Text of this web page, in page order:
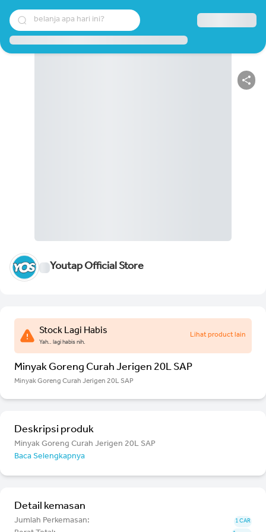
belanja apa hari ini?
Youtap Official Store
Stock Lagi Habis
Yah.. lagi habis nih.
Lihat product lain
Minyak Goreng Curah Jerigen 20L SAP
Minyak Goreng Curah Jerigen 20L SAP
Deskripsi produk
Minyak Goreng Curah Jerigen 20L SAP
Baca Selengkapnya
Detail kemasan
Jumlah Perkemasan: 1 CAR